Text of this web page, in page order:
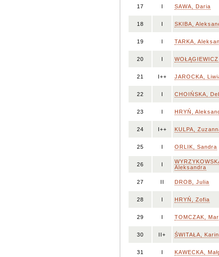
17 I SAWA, Daria
18 I SKIBA,
19 I TARKA,
20 I
21 I++ JAROCKA,
22 I CHOIŃSKA,
23 I HRYŃ,
24 I++ KULPA,
25 I ORLIK, Sandra
26 I
Aleksandra
27 II DROB, Julia
28 I HRYŃ, Zofia
29 I TOMCZAK,
30 II+ ŚWITAŁA,
31 I KAWECKA,